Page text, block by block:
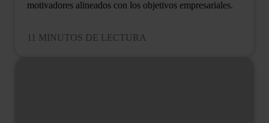
motivadores alineados con los objetivos empresariales.
11 MINUTOS DE LECTURA